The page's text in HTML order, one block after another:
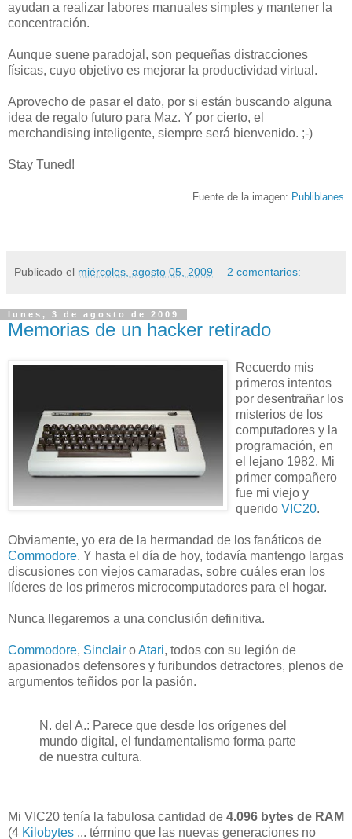
ayudan a realizar labores manuales simples y mantener la
concentración.
Aunque suene paradojal, son pequeñas distracciones
físicas, cuyo objetivo es mejorar la productividad virtual.
Aprovecho de pasar el dato, por si están buscando alguna
idea de regalo futuro para Maz. Y por cierto, el
merchandising inteligente, siempre será bienvenido. ;-)
Stay Tuned!
Fuente de la imagen: Publiblanes
Publicado el miércoles, agosto 05, 2009 2 comentarios:
lunes, 3 de agosto de 2009
Memorias de un hacker retirado
Recuerdo mis
primeros intentos
por desentrañar los
misterios de los
computadores y la
programación, en
el lejano 1982. Mi
primer compañero
fue mi viejo y
querido VIC20.
Obviamente, yo era de la hermandad de los fanáticos de
Commodore. Y hasta el día de hoy, todavía mantengo largas
discusiones con viejos camaradas, sobre cuáles eran los
líderes de los primeros microcomputadores para el hogar.
Nunca llegaremos a una conclusión definitiva.
Commodore, Sinclair oAtari, todos con su legión de
apasionados defensores y furibundos detractores, plenos de
argumentos teñidos por la pasión.
N. del A.: Parece que desde los orígenes del
mundo digital, el fundamentalismo forma parte
de nuestra cultura.
Mi VIC20 tenía la fabulosa cantidad de 4.096 bytes de RAM
(4 Kilobytes ... término que las nuevas generaciones no